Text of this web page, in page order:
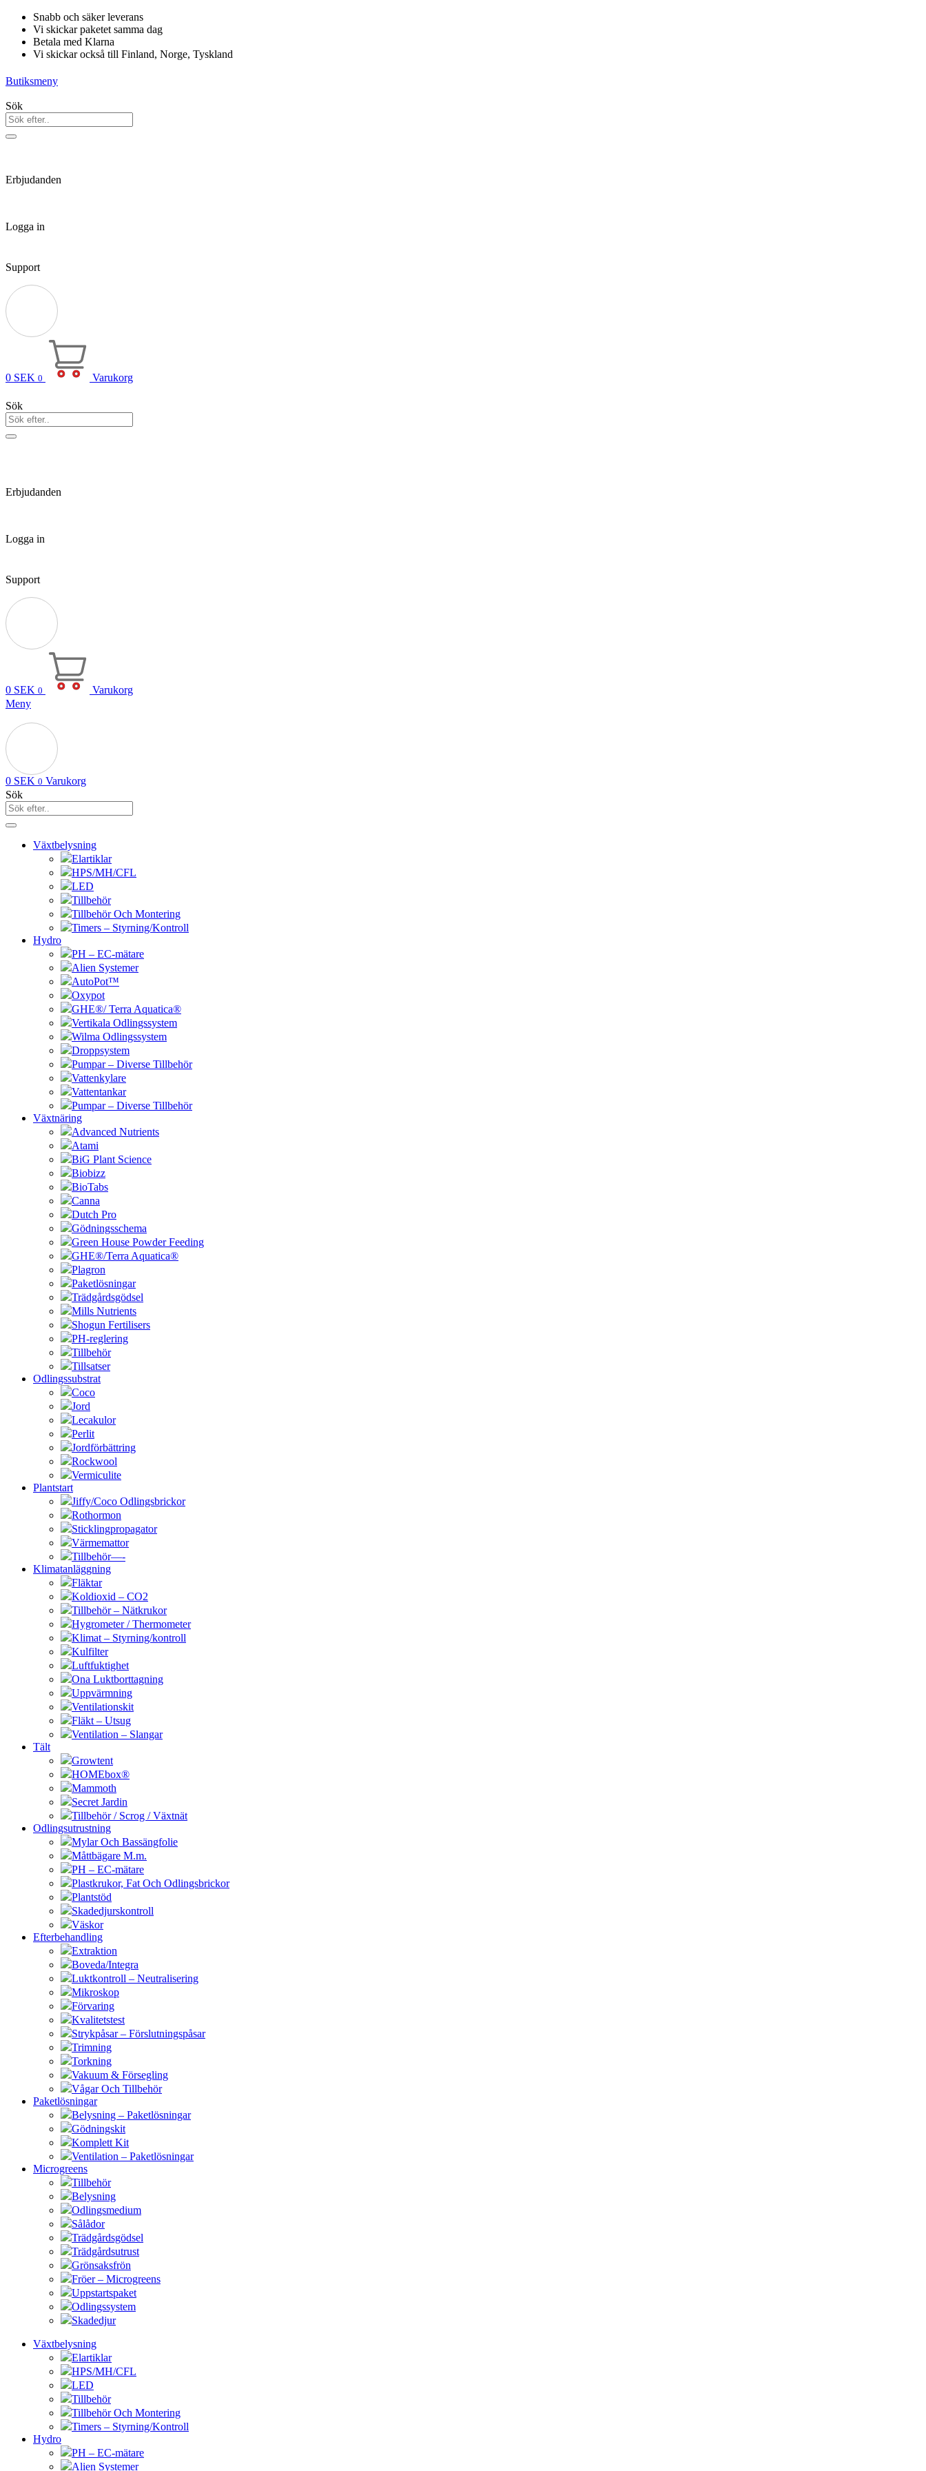
Hoppa
innehåll
Snabb och säker leverans
Vi skickar paketet samma dag
Betala med Klarna
Vi skickar också till Finland, Norge, Tyskland
Butiksmeny
Sök
Erbjudanden
Logga in
Support
0 SEK 0 Varukorg
Sök
Erbjudanden
Logga in
Support
0 SEK 0
Varukorg
Meny
0 SEK 0 Varukorg
Sök
Växtbelysning
Elartiklar
HPS/MH/CFL
LED
Tillbehör
Tillbehör Och Montering
Timers – Styrning/Kontroll
Hydro
PH – EC-mätare
Alien Systemer
AutoPot™
Oxypot
GHE®/ Terra Aquatica®
Vertikala Odlingssystem
Wilma Odlingssystem
Droppsystem
Pumpar – Diverse Tillbehör
Vattenkylare
Vattentankar
Pumpar – Diverse Tillbehör
Växtnäring
Advanced Nutrients
Atami
BiG Plant Science
Biobizz
BioTabs
Canna
Dutch Pro
Gödningsschema
Green House Powder Feeding
GHE®/Terra Aquatica®
Plagron
Paketlösningar
Trädgårdsgödsel
Mills Nutrients
Shogun Fertilisers
PH-reglering
Tillbehör
Tillsatser
Odlingssubstrat
Coco
Jord
Lecakulor
Perlit
Jordförbättring
Rockwool
Vermiculite
Plantstart
Jiffy/Coco Odlingsbrickor
Rothormon
Sticklingpropagator
Värmemattor
Tillbehör—-
Klimatanläggning
Fläktar
Koldioxid – CO2
Tillbehör – Nätkrukor
Hygrometer / Thermometer
Klimat – Styrning/kontroll
Kulfilter
Luftfuktighet
Ona Luktborttagning
Uppvärmning
Ventilationskit
Fläkt – Utsug
Ventilation – Slangar
Tält
Growtent
HOMEbox®
Mammoth
Secret Jardin
Tillbehör / Scrog / Växtnät
Odlingsutrustning
Mylar Och Bassängfolie
Måttbägare M.m.
PH – EC-mätare
Plastkrukor, Fat Och Odlingsbrickor
Plantstöd
Skadedjurskontroll
Väskor
Efterbehandling
Extraktion
Boveda/Integra
Luktkontroll – Neutralisering
Mikroskop
Förvaring
Kvalitetstest
Strykpåsar – Förslutningspåsar
Trimning
Torkning
Vakuum & Försegling
Vågar Och Tillbehör
Paketlösningar
Belysning – Paketlösningar
Gödningskit
Komplett Kit
Ventilation – Paketlösningar
Microgreens
Tillbehör
Belysning
Odlingsmedium
Sålådor
Trädgårdsgödsel
Trädgårdsutrust
Grönsaksfrön
Fröer – Microgreens
Uppstartspaket
Odlingssystem
Skadedjur
Växtbelysning
Elartiklar
HPS/MH/CFL
LED
Tillbehör
Tillbehör Och Montering
Timers – Styrning/Kontroll
Hydro
PH – EC-mätare
Alien Systemer